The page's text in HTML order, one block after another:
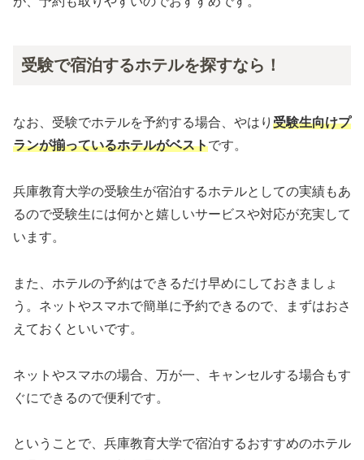
受験で宿泊するホテルを探すなら！
なお、受験でホテルを予約する場合、やはり 受験生向けプ
ランが揃っているホテルがベストです。
兵庫教育大学の受験生が宿泊するホテルとしての実績もあ
るので受験生には何かと嬉しいサービスや対応が充実して
います。
また、ホテルの予約はできるだけ早めにしておきましょ
う。ネットやスマホで簡単に予約できるので、まずはおさ
えておくといいです。
ネットやスマホの場合、万が一、キャンセルする場合もす
ぐにできるので便利です。
ということで、兵庫教育大学で宿泊するおすすめのホテル